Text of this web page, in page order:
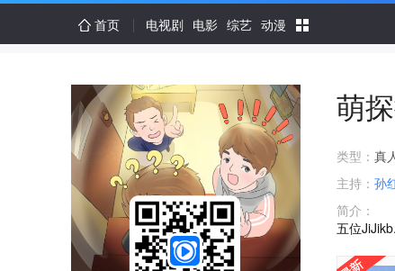
首页 电视剧 电影 综艺 动漫
萌
类型： 真
主持： 孙
简介：
五位